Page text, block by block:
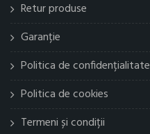
Retur produse
Garanție
Politica de confidențialitate
Politica de cookies
Termeni și condiții